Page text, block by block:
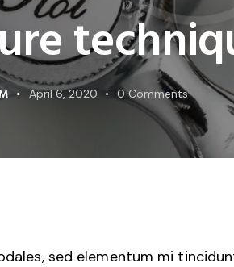
April 6, 2020 0 Comments
sed elementum mi